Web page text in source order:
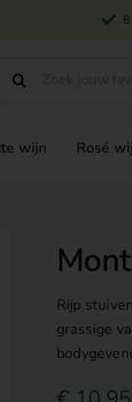
wijn Rosé
Rijp
grassige